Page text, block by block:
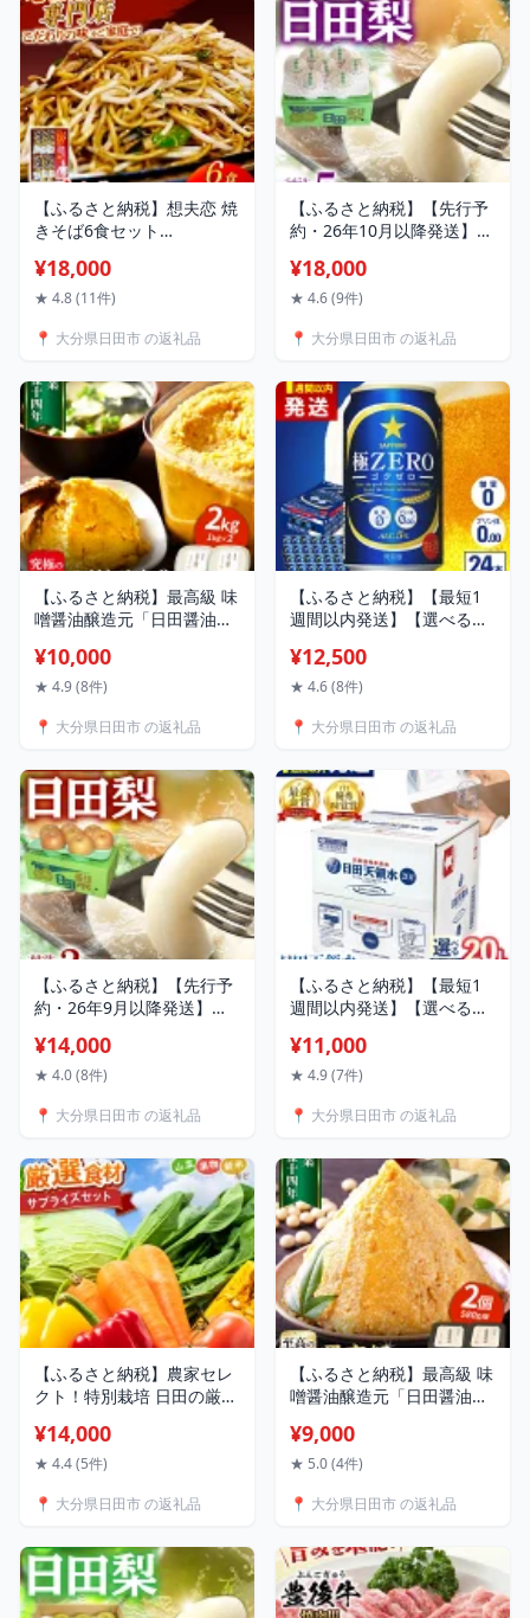
【ふるさと納税】想夫恋 焼
きそば6食セット
そば 麺 焼き調理麺 調理麺
冷凍 麺 ひたやきそば 日田
料無料 大分 日田市 / 株式
¥18,000
★ 4.8 (11件)
📍 大分県日田市 の返礼品
【ふるさと納税】【先行予
約・26年10月以降発送】日
田梨協同組合 梨 なし ナシ
新興 フルーツ 果物 旬 デザ
[ARBB005]
¥18,000
★ 4.6 (9件)
📍 大分県日田市 の返礼品
【ふるさと納税】最高級 味
噌醤油醸造元「日田醤油」
市 / 有限会社日田醤油 味
噌 みそ 調味料 [ARAJ019]
¥10,000
★ 4.9 (8件)
📍 大分県日田市 の返礼品
【ふるさと納税】【最短1
週間以内発送】【選べる回
350ml×24本 ビール サッポ
ロ 糖質0 極ゼロ お酒 酒 日
日田市 / 株式会社綾部商店
¥12,500
★ 4.6 (8件)
📍 大分県日田市 の返礼品
【ふるさと納税】【先行予
約・26年9月以降発送】日
日田梨協同組合 なし 梨 日
田 和梨 果物 くだもの 果汁
し あきづき 大分
¥14,000
★ 4.0 (8件)
📍 大分県日田市 の返礼品
【ふるさと納税】【最短1
週間以内発送】【選べる回
然水 ミネラルウオーター
飲料水 水 みず アウトドア
田市 / グリーングループ株
¥11,000
★ 4.9 (7件)
📍 大分県日田市 の返礼品
【ふるさと納税】農家セレ
クト！特別栽培 日田の厳選
自然工房Mori 野菜 果物 米
産地直送 新鮮 セット 野
¥14,000
★ 4.4 (5件)
📍 大分県日田市 の返礼品
【ふるさと納税】最高級 味
噌醤油醸造元「日田醤油」
市 / 有限会社日田醤油 味
噌 みそ 調味料 [ARAJ020]
¥9,000
★ 5.0 (4件)
📍 大分県日田市 の返礼品